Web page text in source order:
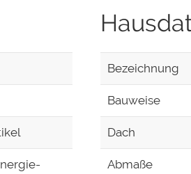
Bezeichnung
Bauweise
Dach
Abmaße